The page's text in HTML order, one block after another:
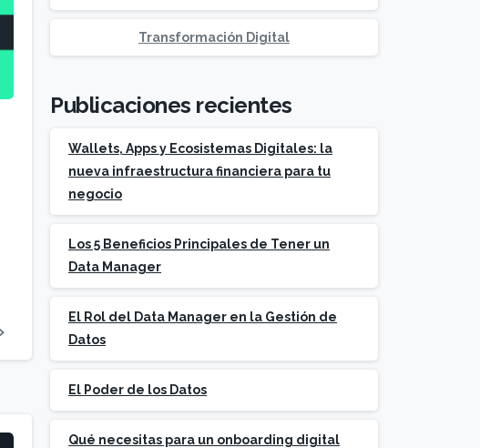
Transformación Digital
Publicaciones recientes
Wallets, Apps y Ecosistemas Digitales: la
nueva infraestructura financiera para tu
negocio
Los 5 Beneficios Principales de Tener un
Data Manager
El Rol del Data Manager en la Gestión de
Datos
El Poder de los Datos
Qué necesitas para un onboarding digital